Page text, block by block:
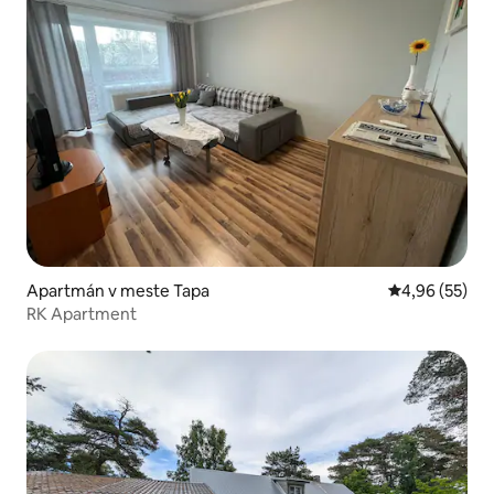
Apartmán v meste Tapa Priemerné
4,96 (55)
RK Apartment